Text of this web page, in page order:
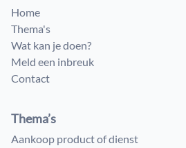
Home
Thema's
Wat kan je doen?
Meld een inbreuk
Contact
Thema’s
Aankoop product of dienst